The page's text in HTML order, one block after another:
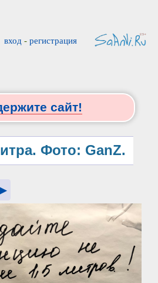
вход - регистрация
сайт!
Фото: GanZ.